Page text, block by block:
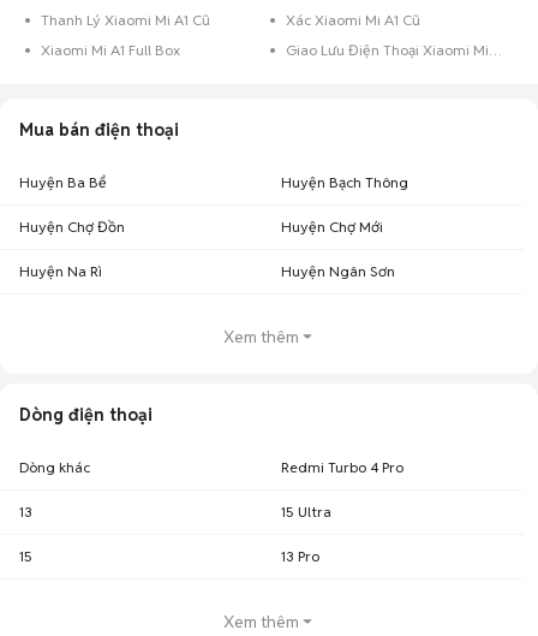
Thanh Lý Xiaomi Mi A1 Cũ
Xác Xiaomi Mi A1 Cũ
Xiaomi Mi A1 Full Box
Giao Lưu Điện Thoại Xiaomi Mi A1
Mua bán điện thoại
Huyện Ba Bể Huyện Bạch Thông
Huyện Chợ Đồn Huyện Chợ Mới
Huyện Na Rì Huyện Ngân Sơn
Xem thêm
Dòng điện thoại
Dòng khác Redmi Turbo 4 Pro
13 15 Ultra
15 13 Pro
Xem thêm